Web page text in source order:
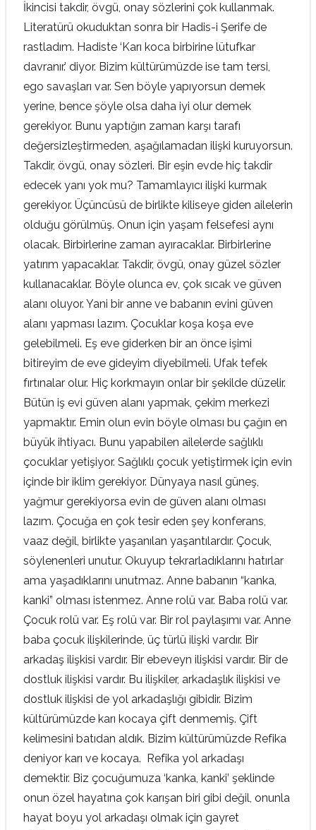
İkincisi takdir, övgü, onay sözlerini çok kullanmak.
Literatürü okuduktan sonra bir Hadis-i Şerife de
rastladım. Hadiste ‘Karı koca birbirine lütufkar
davranır.’ diyor. Bizim kültürümüzde ise tam tersi,
ego savaşları var. Sen böyle yapıyorsun demek
yerine, bence şöyle olsa daha iyi olur demek
gerekiyor. Bunu yaptığın zaman karşı tarafı
değersizleştirmeden, aşağılamadan ilişki kuruyorsun.
Takdir, övgü, onay sözleri. Bir eşin evde hiç takdir
edecek yanı yok mu? Tamamlayıcı ilişki kurmak
gerekiyor. Üçüncüsü de birlikte kiliseye giden ailelerin
olduğu görülmüş. Onun için yaşam felsefesi aynı
olacak. Birbirlerine zaman ayıracaklar. Birbirlerine
yatırım yapacaklar. Takdir, övgü, onay güzel sözler
kullanacaklar. Böyle olunca ev, çok sıcak ve güven
alanı oluyor. Yani bir anne ve babanın evini güven
alanı yapması lazım. Çocuklar koşa koşa eve
gelebilmeli. Eş eve giderken bir an önce işimi
bitireyim de eve gideyim diyebilmeli. Ufak tefek
fırtınalar olur. Hiç korkmayın onlar bir şekilde düzelir.
Bütün iş evi güven alanı yapmak, çekim merkezi
yapmaktır. Emin olun evin böyle olması bu çağın en
büyük ihtiyacı. Bunu yapabilen ailelerde sağlıklı
çocuklar yetişiyor. Sağlıklı çocuk yetiştirmek için evin
içinde bir iklim gerekiyor. Dünyaya nasıl güneş,
yağmur gerekiyorsa evin de güven alanı olması
lazım. Çocuğa en çok tesir eden şey konferans,
vaaz değil, birlikte yaşanılan yaşantılardır. Çocuk,
söylenenleri unutur. Okuyup tekrarladıklarını hatırlar
ama yaşadıklarını unutmaz. Anne babanın “kanka,
kanki” olması istenmez. Anne rolü var. Baba rolü var.
Çocuk rolü var. Eş rolü var. Bir rol paylaşımı var. Anne
baba çocuk ilişkilerinde, üç türlü ilişki vardır. Bir
arkadaş ilişkisi vardır. Bir ebeveyn ilişkisi vardır. Bir de
dostluk ilişkisi vardır. Bu ilişkiler, arkadaşlık ilişkisi ve
dostluk ilişkisi de yol arkadaşlığı gibidir. Bizim
kültürümüzde karı kocaya çift denmemiş. Çift
kelimesini batıdan aldık. Bizim kültürümüzde Refika
deniyor karı ve kocaya. Refika yol arkadaşı
demektir. Biz çocuğumuza ‘kanka, kanki’ şeklinde
onun özel hayatına çok karışan biri gibi değil, onunla
hayat boyu yol arkadaşı olmak için gayret